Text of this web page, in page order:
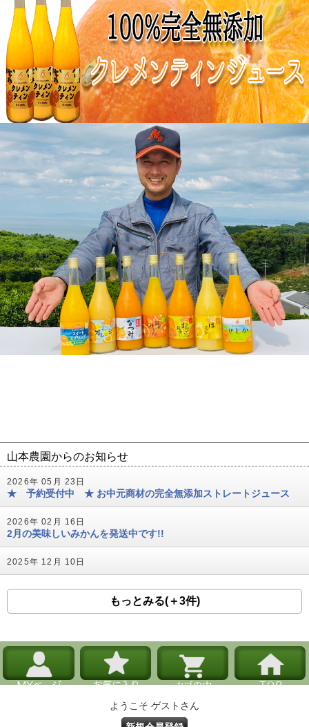
山本農園からのお知らせ
2026年 05月 23日
★ 予約受付中 ★ お中元商材の完全無添加ストレートジュース
2026年 02月 16日
2月の美味しいみかんを発送中です!!
2025年 12月 10日
もっとみる(＋3件)
ようこそ ゲストさん